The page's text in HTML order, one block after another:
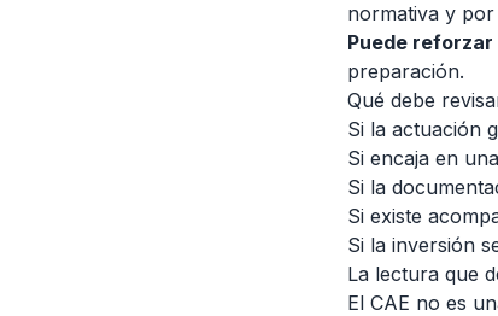
normativa y
Puede reforzar
preparación.
Qué debe
Si la actuación
Si encaja en
Si la
Si existe
Si la inversión
La lectura que
El CAE no es